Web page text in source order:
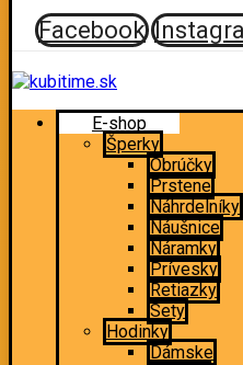
Facebook
E-shop
Šperky
Obrúčky
Prstene
Náhrdelníky
Náušnice
Náramky
Prívesky
Retiazky
Sety
Hodinky
Dámske